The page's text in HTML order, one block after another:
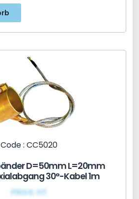
Code : CC5020
D=50mm L=20mm
30°-Kabel 1m
PRIX€ HT